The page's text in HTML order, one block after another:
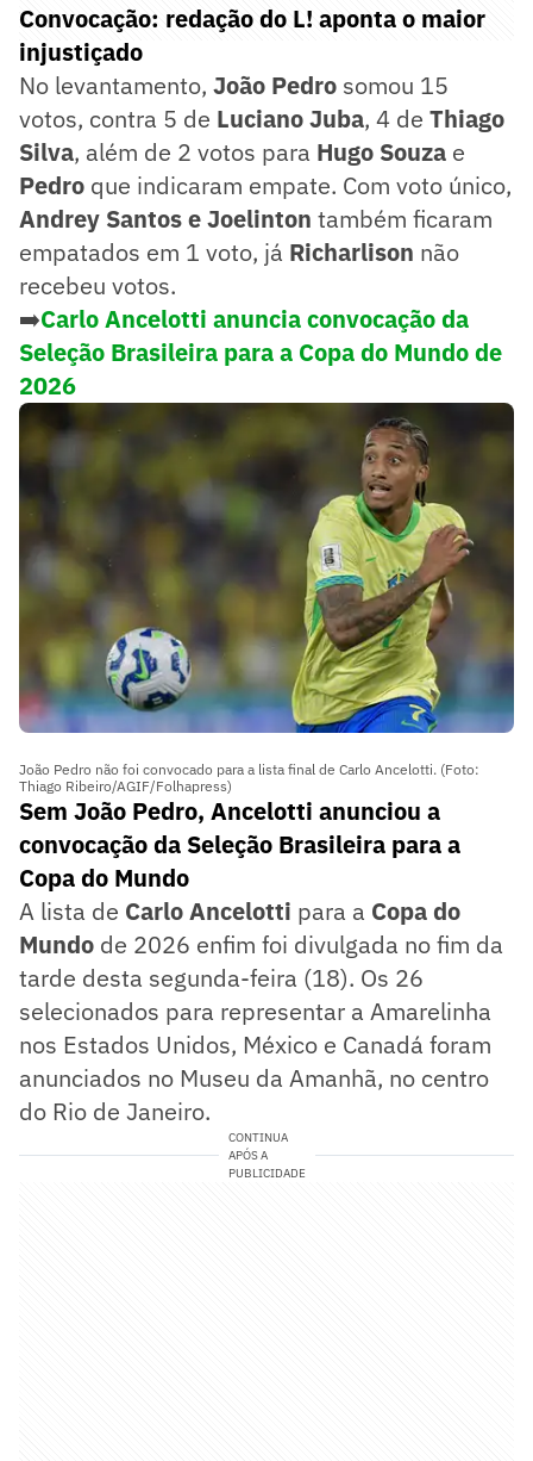
Convocação: redação do L! aponta o maior
injustiçado
No levantamento, João Pedro somou 15
votos, contra 5 de Luciano Juba, 4 de Thiago
Silva, além de 2 votos para Hugo Souza e
Pedro que indicaram empate. Com voto único,
Andrey Santos e Joelinton também ficaram
empatados em 1 voto, já Richarlison não
recebeu votos.
➡️Carlo Ancelotti anuncia convocação da
Seleção Brasileira para a Copa do Mundo de
2026
João Pedro não foi convocado para a lista final de Carlo Ancelotti. (Foto:
Thiago Ribeiro/AGIF/Folhapress)
Sem João Pedro, Ancelotti anunciou a
convocação da Seleção Brasileira para a
Copa do Mundo
A lista de Carlo Ancelotti para a Copa do
Mundo de 2026 enfim foi divulgada no fim da
tarde desta segunda-feira (18). Os 26
selecionados para representar a Amarelinha
nos Estados Unidos, México e Canadá foram
anunciados no Museu da Amanhã, no centro
do Rio de Janeiro.
CONTINUA
APÓS A
PUBLICIDADE